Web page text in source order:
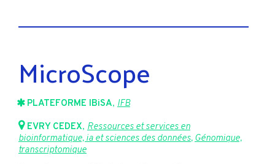
MicroScope
PLATEFORME IBiSA, IFB
EVRY CEDEX, Ressources et services en
bioinformatique, ia et sciences des données, Génomique,
transcriptomique